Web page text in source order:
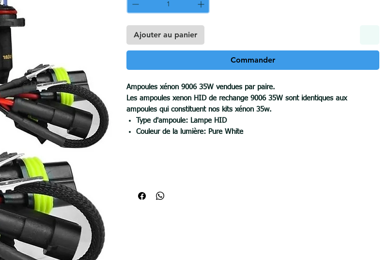
Ajouter au panier
Commander
Ampoules xénon 9006 35W vendues par paire.
Les ampoules xenon HID de rechange 9006 35W sont identiques aux
ampoules qui constituent nos kits xénon 35w.
Type d'ampoule: Lampe HID
Couleur de la lumière: Pure White
Durée de vie: jusqu'à 3000 heures